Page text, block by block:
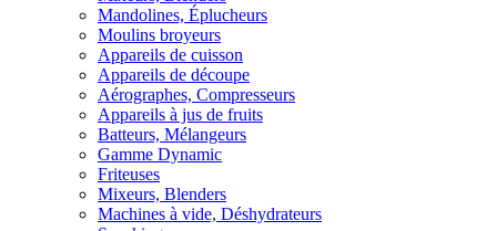
Mandolines, Éplucheurs
Moulins broyeurs
Appareils de cuisson
Appareils de découpe
Aérographes, Compresseurs
Appareils à jus de fruits
Batteurs, Mélangeurs
Gamme Dynamic
Friteuses
Mixeurs, Blenders
Machines à vide, Déshydrateurs